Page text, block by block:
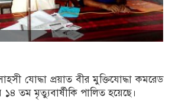
যোদ্ধা প্রয়াত বীর মুক্তিযোদ্ধা কমরেড
১৪ তম মৃত্যুবার্ষীকি পালিত হয়েছে।